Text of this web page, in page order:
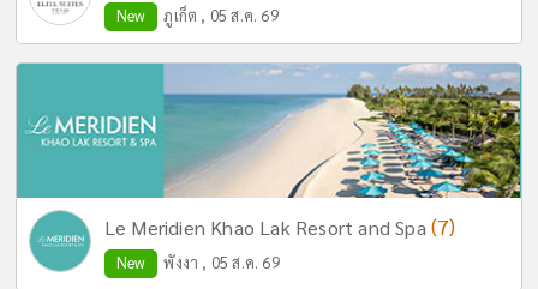
New ภูเก็ต , 05 ส.ค. 69
Le Meridien Khao Lak Resort and Spa (7)
New พังงา , 05 ส.ค. 69